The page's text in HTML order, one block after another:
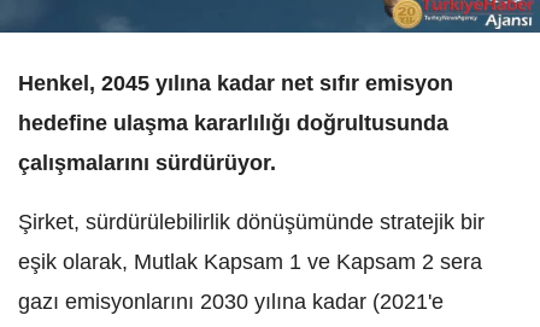
Henkel, 2045 yılına kadar net sıfır emisyon
hedefine ulaşma kararlılığı doğrultusunda
çalışmalarını sürdürüyor.
Şirket, sürdürülebilirlik dönüşümünde stratejik bir
eşik olarak, Mutlak Kapsam 1 ve Kapsam 2 sera
gazı emisyonlarını 2030 yılına kadar (2021'e